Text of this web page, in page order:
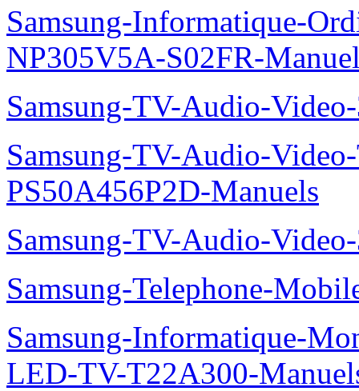
Samsung-Informatique-
NP305V5A-S02FR-
Samsung-TV-Audio-
Samsung-TV-Audio-
PS50A456P2D-Manuels
Samsung-TV-Audio-
Samsung-Telephone-
Samsung-Informatique-
LED-TV-T22A300-